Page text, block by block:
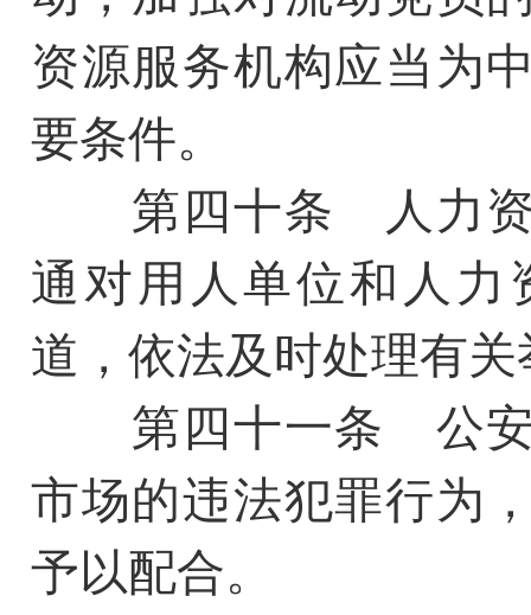
资源服务机构应当为
要条件。
第四十条 人力资
通对用人单位和人力
道，依法及时处理有
第四十一条 公安
市场的违法犯罪行为
予以配合。